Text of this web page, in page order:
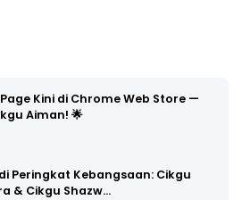
Kini di Chrome Web Store —
Aiman! 🌟
Peringkat Kebangsaan: Cikgu
& Cikgu Shazw…